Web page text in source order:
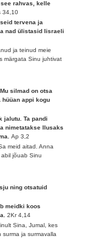
rahvas, kelle
34,10
tervena ja
nad ülistasid Iisraeli
ja teinud meie
märgata Sinu juhtivat
silmad on otsa
appi kogu
jalutu. Ta pandi
nimetatakse Ilusaks
Ap 3,2
meid aitad. Anna
jõuab Sinu
ning otsatuid
meidki koos
2Kr 4,14
Sina, Jumal, kes
ja surmavalla